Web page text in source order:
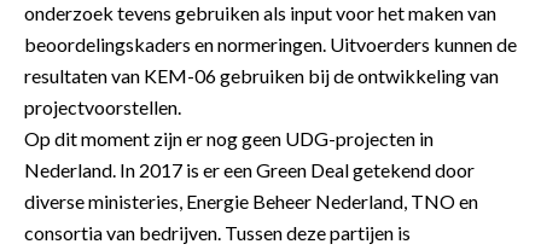
onderzoek tevens gebruiken als input voor het maken van
beoordelingskaders en normeringen. Uitvoerders kunnen de
resultaten van KEM-06 gebruiken bij de ontwikkeling van
projectvoorstellen.
Op dit moment zijn er nog geen UDG-projecten in
Nederland. In 2017 is er een Green Deal getekend door
diverse ministeries, Energie Beheer Nederland, TNO en
consortia van bedrijven. Tussen deze partijen is